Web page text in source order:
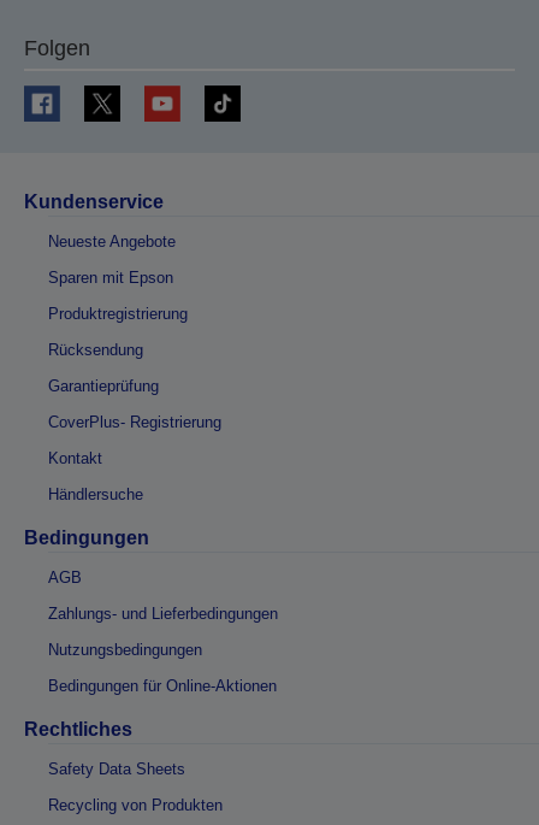
Folgen
Kundenservice
Neueste Angebote
Sparen mit Epson
Produktregistrierung
Rücksendung
Garantieprüfung
CoverPlus- Registrierung
Kontakt
Händlersuche
Bedingungen
AGB
Zahlungs- und Lieferbedingungen
Nutzungsbedingungen
Bedingungen für Online-Aktionen
Rechtliches
Safety Data Sheets
Recycling von Produkten